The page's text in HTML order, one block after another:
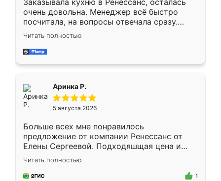
Заказывала кухню в Ренессанс, осталась
очень довольна. Менеджер всё быстро
посчитала, на вопросы отвечала сразу.
Замерщик приехал в субботу, подошёл к
делу со всей ответственностью. Собрали
за день, ребята работали аккуратно, даже
Читать полностью
Аринка Р.
5 августа 2026
Больше всех мне понравилось
предложение от компании Ренессанс от
Елены Сергеевой. Подходяшщая цена и
короткие сроки изготовления. Приехавший
для замера сотрудник Владислав
предложил по моему эскизу самый
Читать полностью
1